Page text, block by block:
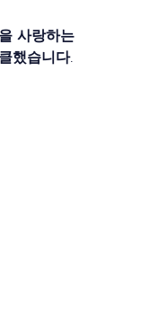
사랑하는
했습니다.